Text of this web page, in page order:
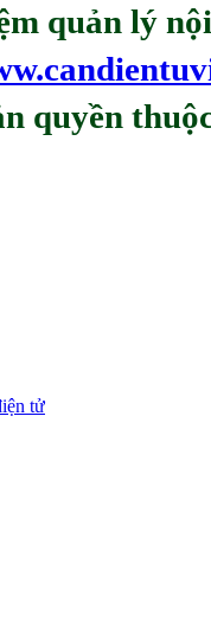
quản lý
quyền
tử